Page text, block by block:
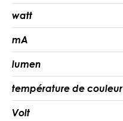
watt
mA
lumen
température de couleur
Volt